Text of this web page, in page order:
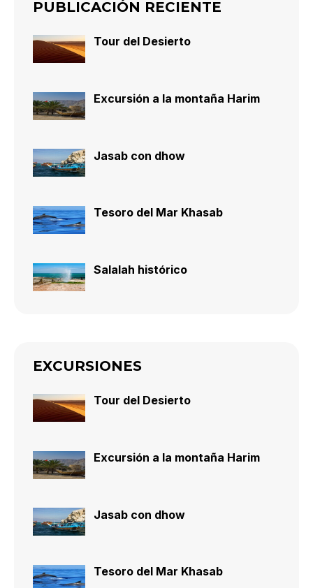
PUBLICACIÓN RECIENTE
Tour del Desierto
Excursión a la montaña Harim
Jasab con dhow
Tesoro del Mar Khasab
Salalah histórico
EXCURSIONES
Tour del Desierto
Excursión a la montaña Harim
Jasab con dhow
Tesoro del Mar Khasab